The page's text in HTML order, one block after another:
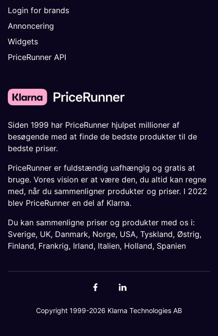
Login for brands
Annoncering
Widgets
PriceRunner API
Siden 1999 har PriceRunner hjulpet millioner af
besøgende med at finde de bedste produkter til de
bedste priser.
PriceRunner er fuldstændig uafhængig og gratis at
bruge. Vores vision er at være den, du altid kan regne
med, når du sammenligner produkter og priser. I 2022
blev PriceRunner en del af Klarna.
Du kan sammenligne priser og produkter med os i:
Sverige, UK, Danmark, Norge, USA, Tyskland, Østrig,
Finland, Frankrig, Irland, Italien, Holland, Spanien
Copyright 1999-2026 Klarna Technologies AB